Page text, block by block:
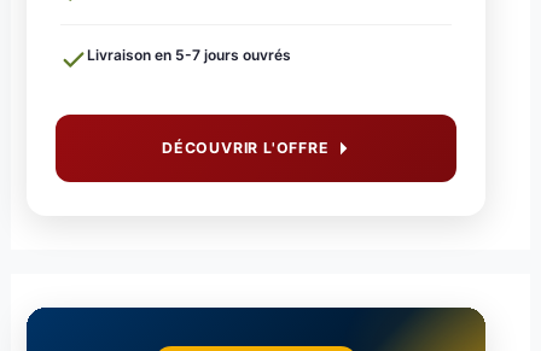
Livraison en 5-7 jours ouvrés
DÉCOUVRIR L'OFFRE